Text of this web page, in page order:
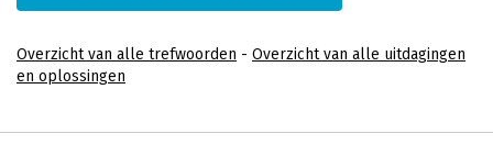
Overzicht van alle trefwoorden - Overzicht van alle uitdagingen
en oplossingen